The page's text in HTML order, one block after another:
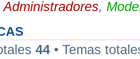
Administradores,
44 • Temas